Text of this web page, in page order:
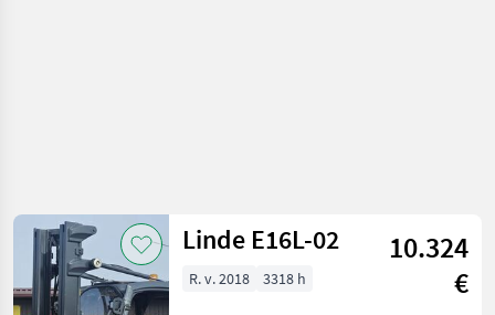
Linde E16L-02
10.324
€
R. v. 2018 3318 h